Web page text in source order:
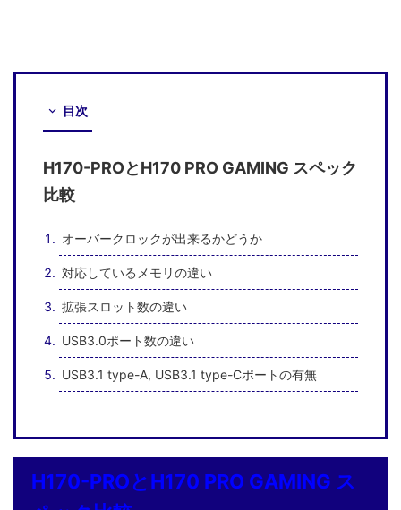
目次
H170-PROとH170 PRO GAMING スペック
比較
オーバークロックが出来るかどうか
対応しているメモリの違い
拡張スロット数の違い
USB3.0ポート数の違い
USB3.1 type-A, USB3.1 type-Cポートの有無
H170-PROとH170 PRO GAMING ス